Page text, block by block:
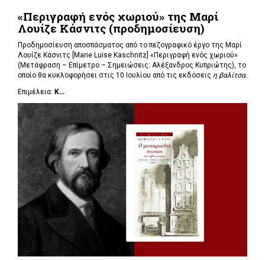
«Περιγραφή ενός χωριού» της Μαρί
Λουίζε Κάσνιτς (προδημοσίευση)
Προδημοσίευση αποσπάσματος από το πεζογραφικό έργο της Μαρί
Λουίζε Κάσνιτς [Marie Luise Kaschnitz] «Περιγραφή ενός χωριού»
(Μετάφραση – Επίμετρο – Σημειώσεις: Αλέξανδρος Κυπριώτης), το
οποίο θα κυκλοφορήσει στις 10 Ιουλίου από τις εκδόσεις η βαλίτσα.
Επιμέλεια: Κ...